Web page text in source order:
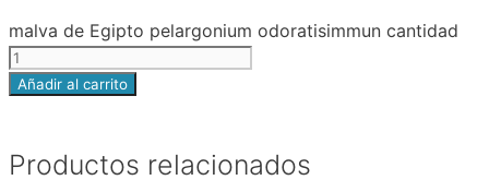
malva de Egipto pelargonium odoratisimmun cantidad
Añadir al carrito
Productos relacionados